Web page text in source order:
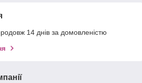
14 днів за домовленістю